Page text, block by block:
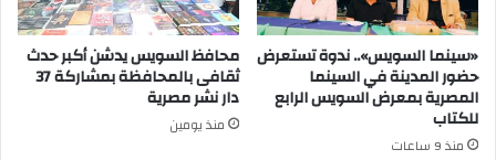
«سينما السويس».. ندوة تستعرض
حضور المدينة في السينما
المصرية بمعرض السويس الرابع
للكتاب
منذ 9 ساعات
محافظ السويس يدشن أكبر حدث
ثقافى بالمحافظة بمشاركة 37
دار نشر مصرية
منذ يومين